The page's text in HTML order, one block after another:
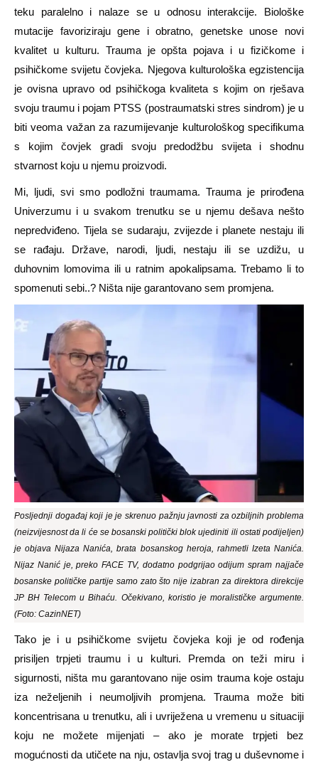
teku paralelno i nalaze se u odnosu interakcije. Biološke
mutacije favoriziraju gene i obratno, genetske unose novi
kvalitet u kulturu. Trauma je opšta pojava i u fizičkome i
psihičkome svijetu čovjeka. Njegova kulturološka egzistencija
je ovisna upravo od psihičkoga kvaliteta s kojim on rješava
svoju traumu i pojam PTSS (postraumatski stres sindrom) je u
biti veoma važan za razumijevanje kulturološkog specifikuma
s kojim čovjek gradi svoju predodžbu svijeta i shodnu
stvarnost koju u njemu proizvodi.
Mi, ljudi, svi smo podložni traumama. Trauma je prirođena
Univerzumu i u svakom trenutku se u njemu dešava nešto
nepredviđeno. Tijela se sudaraju, zvijezde i planete nestaju ili
se rađaju. Države, narodi, ljudi, nestaju ili se uzdižu, u
duhovnim lomovima ili u ratnim apokalipsama. Trebamo li to
spomenuti sebi..? Ništa nije garantovano sem promjena.
Posljednji događaj koji je je skrenuo pažnju javnosti za ozbiljnih problema
(neizvijesnost da li će se bosanski politički blok ujediniti ili ostati podijeljen)
je objava Nijaza Nanića, brata bosanskog heroja, rahmetli Izeta Nanića.
Nijaz Nanić je, preko FACE TV, dodatno podgrijao odijum spram najjače
bosanske političke partije samo zato što nije izabran za direktora direkcije
JP BH Telecom u Bihaću. Očekivano, koristio je moralističke argumente.
(Foto: CazinNET)
Tako je i u psihičkome svijetu čovjeka koji je od rođenja
prisiljen trpjeti traumu i u kulturi. Premda on teži miru i
sigurnosti, ništa mu garantovano nije osim trauma koje ostaju
iza neželjenih i neumoljivih promjena. Trauma može biti
koncentrisana u trenutku, ali i uvriježena u vremenu u situaciji
koju ne možete mijenjati – ako je morate trpjeti bez
mogućnosti da utičete na nju, ostavlja svoj trag u duševnome i